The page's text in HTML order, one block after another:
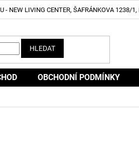
- NEW LIVING CENTER, ŠAFRÁNKOVA 1238/1,
HLEDAT
OBCHODNÍ PODMÍNKY